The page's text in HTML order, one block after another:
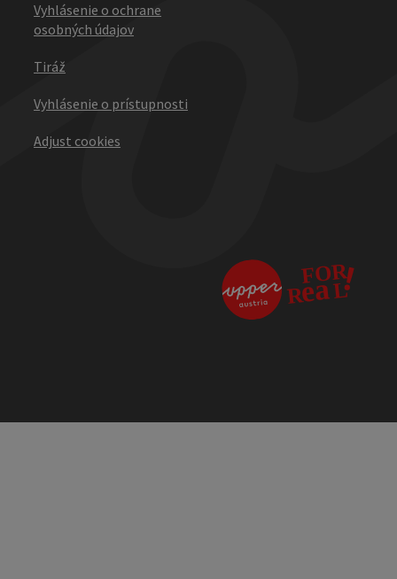
Vyhlásenie o ochrane
osobných údajov
Tiráž
Vyhlásenie o prístupnosti
Adjust cookies